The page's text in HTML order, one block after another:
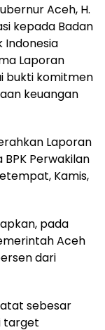
Aceh, H.
kepada Badan
Indonesia
Laporan
bukti komitmen
keuangan
Laporan
Perwakilan
Kamis,
pada
Aceh
dari
sebesar
target